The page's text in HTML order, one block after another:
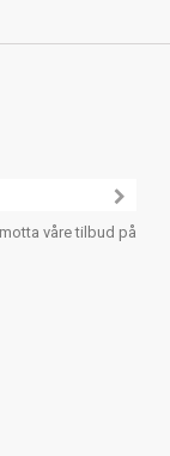
våre tilbud på